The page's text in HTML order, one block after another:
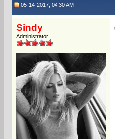
05-14-2017, 04:30 AM
Sindy
Administrator